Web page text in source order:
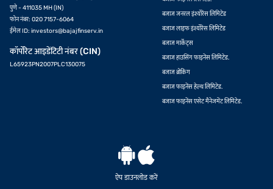
पुणे - 411035 MH (IN)
फोन नंबर: 020 7157-6064
ईमेल ID: investors@bajajfinserv.in
कॉर्पोरेट आइडेंटिटी नंबर (CIN)
L65923PN2007PLC130075
बजाज जनरल इंश्योरेंस लिमिटेड
बजाज लाइफ इंश्योरेंस लिमिटेड
बजाज मार्केट्स
बजाज हाउसिंग फाइनेंस लिमिटेड.
बजाज ब्रोकिंग
बजाज फाइनेंस हेल्थ लिमिटेड.
बजाज फाइनेंस एसेट मैनेजमेंट लिमिटेड.
ऐप डाउनलोड करें